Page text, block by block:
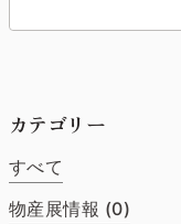
カテゴリー
すべて
物産展情報 (0)